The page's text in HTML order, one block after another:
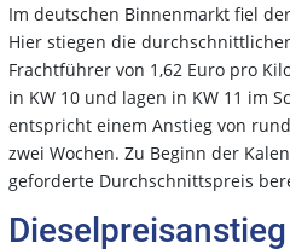
Im deutschen Binnenmarkt fiel
Hier stiegen die
Frachtführer von 1,62 Euro pro
in KW 10 und lagen in KW 11 im
entspricht einem Anstieg von
zwei Wochen. Zu Beginn der
geforderte Durchschnittspreis